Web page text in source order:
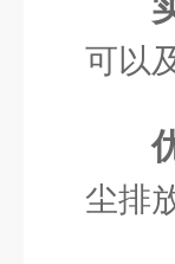
可以
尘排